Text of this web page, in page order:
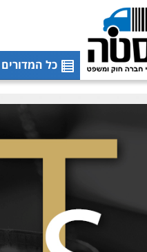
כל המדורים